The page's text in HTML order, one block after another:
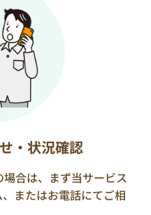
状況確認
は、まず当サービス
またはお電話にてご相